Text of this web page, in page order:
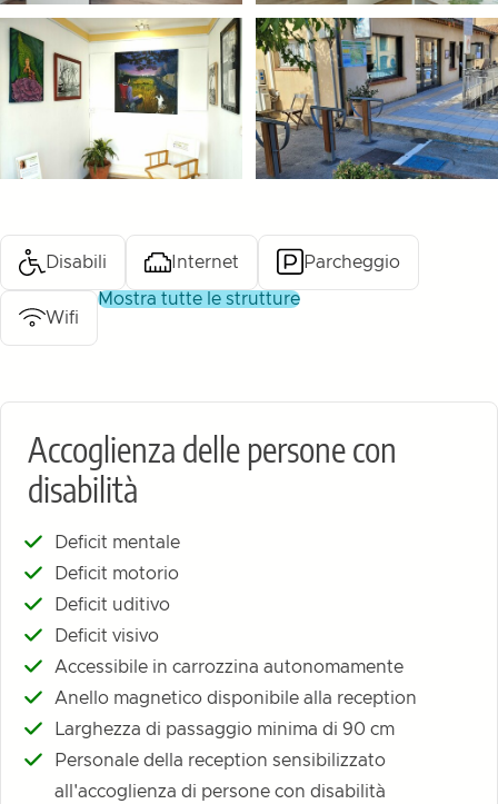
Disabili Internet Parcheggio
Wifi
mostra tutte le strutture
Accoglienza delle persone con
disabilità
Deficit mentale
Deficit motorio
Deficit uditivo
Deficit visivo
Accessibile in carrozzina autonomamente
Anello magnetico disponibile alla reception
Larghezza di passaggio minima di 90 cm
Personale della reception sensibilizzato
all'accoglienza di persone con disabilità